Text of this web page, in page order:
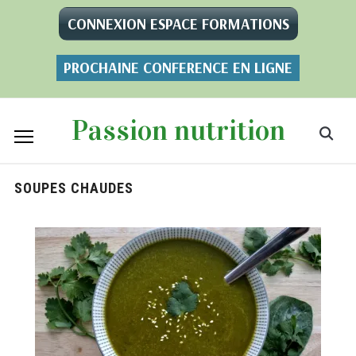
CONNEXION ESPACE FORMATIONS
PROCHAINE CONFERENCE EN LIGNE
Passion nutrition
SOUPES CHAUDES